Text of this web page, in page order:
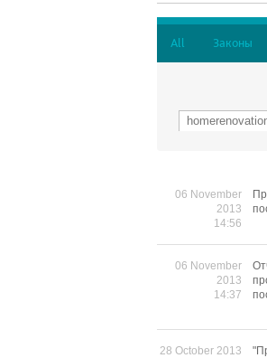
All Законы
06 November
2013
14:56
06 November
2013
14:37
28 October 2013